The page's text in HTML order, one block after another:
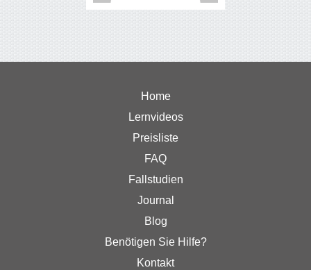
Home
Lernvideos
Preisliste
FAQ
Fallstudien
Journal
Blog
Benötigen Sie Hilfe?
Kontakt